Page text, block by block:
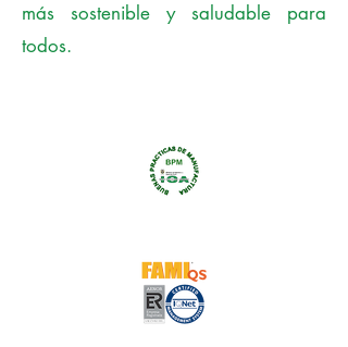
más sostenible y saludable para
todos.